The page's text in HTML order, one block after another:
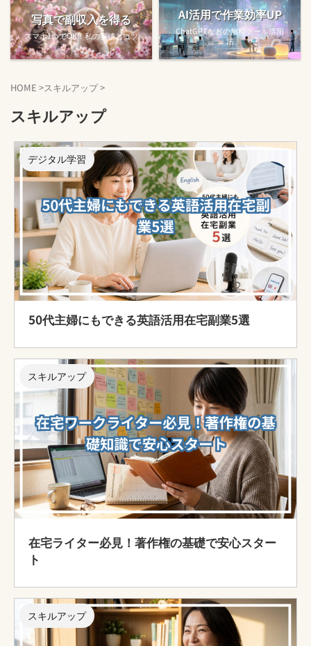
写真で副収入を得る
スマホ1つでOK！私の実績とコツ
AI活用で作業効率UP
ChatGPTなどの無料ツール活用
法
HOME >スキルアップ>
スキルアップ
デジタル学習
50代主婦にもできる英語活用在宅副業5選
スキルアップ
在宅ライター必見！著作権の基礎で安心スター
ト
スキルアップ